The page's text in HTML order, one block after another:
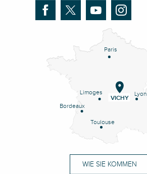
Paris
Lyon
Limoges
Bordeaux
Toulouse
VICHY
WIE SIE KOMMEN